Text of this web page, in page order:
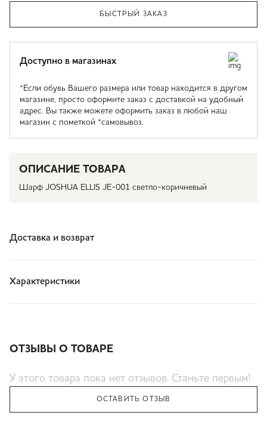
БЫСТРЫЙ ЗАКАЗ
Доступно в магазинах
*Если обувь Вашего размера или товар находится в другом
магазине, просто оформите заказ с доставкой на удобный
адрес. Вы также можете оформить заказ в любой наш
магазин с пометкой *самовывоз.
ОПИСАНИЕ ТОВАРА
Шарф JOSHUA ELLIS JE-001 светло-коричневый
Доставка и возврат
Характеристики
ОТЗЫВЫ О ТОВАРЕ
У этого товара пока нет отзывов. Станьте первым!
ОСТАВИТЬ ОТЗЫВ